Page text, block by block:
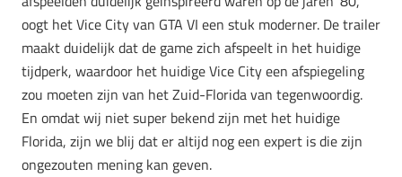
oogt het Vice City van GTA VI een stuk moderner. De trailer
maakt duidelijk dat de game zich afspeelt in het huidige
tijdperk, waardoor het huidige Vice City een afspiegeling
zou moeten zijn van het Zuid-Florida van tegenwoordig.
En omdat wij niet super bekend zijn met het huidige
Florida, zijn we blij dat er altijd nog een expert is die zijn
ongezouten mening kan geven.